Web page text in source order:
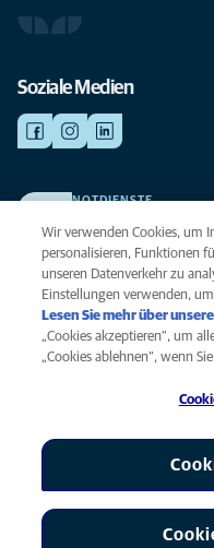
Soziale Medien
NOTDIENSTE
beste Versorgung
Datenschutz
Legal
Hinweis zu Cookies
AniCura ist eine
Cookie-Einstellungen
Wir verwenden Cookies, um
personalisieren, Funktionen
unseren Datenverkehr zu
Einstellungen verwenden,
Lesen Sie mehr über
„Cookies akzeptieren“, um
„Cookies ablehnen“, wenn